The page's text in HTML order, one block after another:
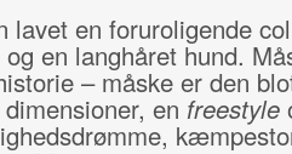
lavet en foruroligende
en langhåret hund.
– måske er den
en freestyle